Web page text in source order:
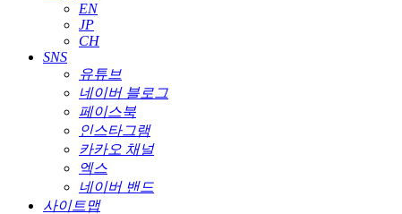
EN
JP
CH
SNS
유튜브
네이버 블로그
페이스북
인스타그램
카카오 채널
엑스
네이버 밴드
사이트맵